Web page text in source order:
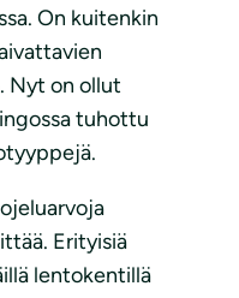
On kuitenkin
Nyt on ollut
tuhottu
Erityisiä
lentokentillä